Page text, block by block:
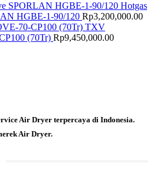
Hotgas
HGBE-1-90/120 Rp3,200,000.00
TXV
(70Tr) Rp9,450,000.00
Air Dryer terpercaya di Indonesia.
Air Dryer.